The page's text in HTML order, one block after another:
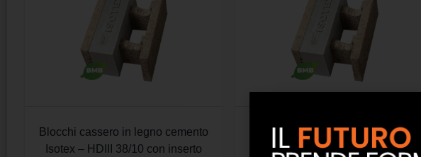
Blocchi cassero in legno cemento
Isotex – HDIII 38/10 con inserto
Blocchi cassero in legno cemento
Isotex – HDIII 38/10 con inserto